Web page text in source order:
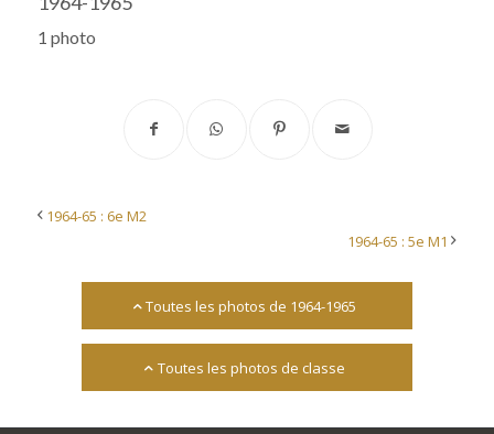
1 photo
1964-65 : 6e M2
1964-65 : 5e M1
Toutes les photos de 1964-1965
Toutes les photos de classe